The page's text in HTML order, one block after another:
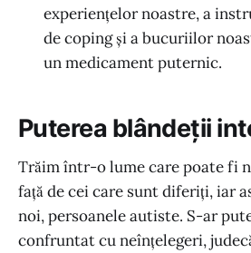
experiențelor noastre, a
de coping și a bucuriilor
un medicament puternic.
Puterea blândeții
Trăim într-o lume care poate fi
față de cei care sunt diferiți, iar
noi, persoanele autiste. S-ar
confruntat cu neînțelegeri,